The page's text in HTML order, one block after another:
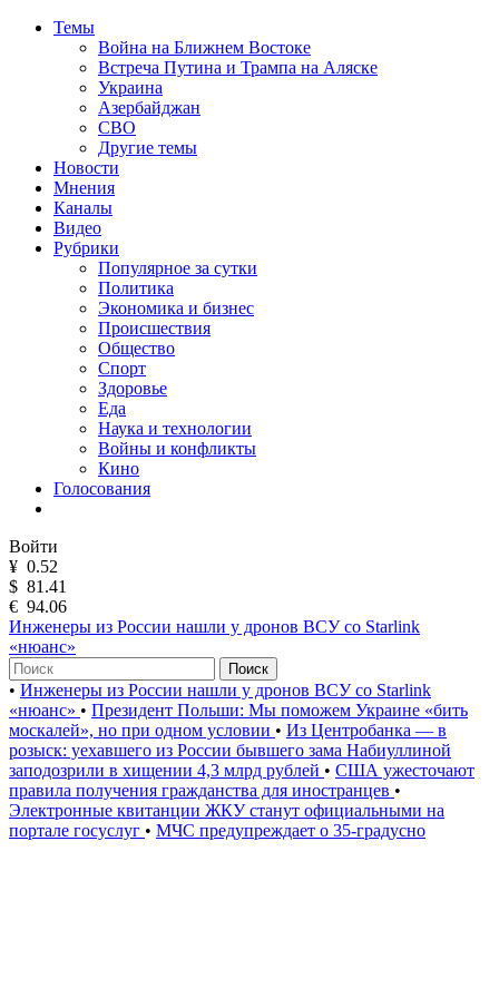
Темы
Война на Ближнем Востоке
Встреча Путина и Трампа на Аляске
Украина
Азербайджан
СВО
Другие темы
Новости
Мнения
Каналы
Видео
Рубрики
Популярное за сутки
Политика
Экономика и бизнес
Происшествия
Общество
Спорт
Здоровье
Еда
Наука и технологии
Войны и конфликты
Кино
Голосования
Войти
¥ 0.52
$ 81.41
€ 94.06
Инженеры из России нашли у дронов ВСУ со Starlink
«нюанс»
Поиск
• Инженеры из России нашли у дронов ВСУ со Starlink
«нюанс» • Президент Польши: Мы поможем Украине «бить
москалей», но при одном условии • Из Центробанка — в
розыск: уехавшего из России бывшего зама Набиуллиной
заподозрили в хищении 4,3 млрд рублей • США ужесточают
правила получения гражданства для иностранцев •
Электронные квитанции ЖКУ станут официальными на
портале госуслуг • МЧС предупреждает о 35-градусно